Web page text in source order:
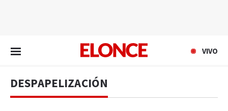
VIVO
DESPAPELIZACIÓN